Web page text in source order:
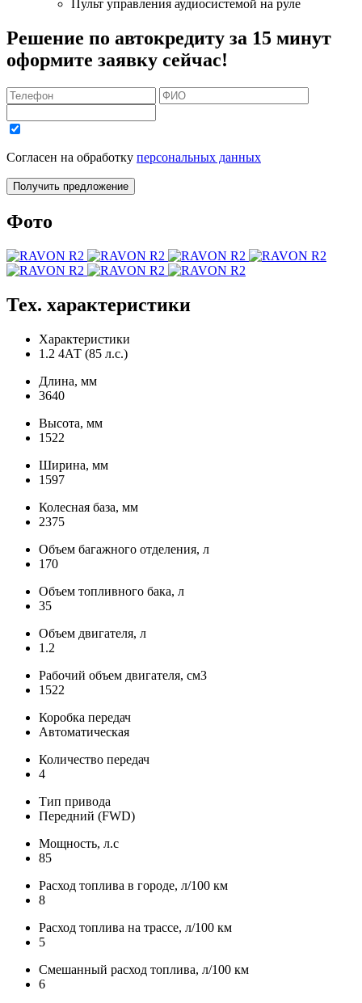
Пульт управления аудиосистемой на руле
Решение по автокредиту за 15 минут
оформите заявку сейчас!
Согласен на обработку персональных данных
Получить предложение
Фото
Тех. характеристики
Характеристики
1.2 4АТ (85 л.с.)
Длина, мм
3640
Высота, мм
1522
Ширина, мм
1597
Колесная база, мм
2375
Объем багажного отделения, л
170
Объем топливного бака, л
35
Объем двигателя, л
1.2
Рабочий объем двигателя, см3
1522
Коробка передач
Автоматическая
Количество передач
4
Тип привода
Передний (FWD)
Мощность, л.с
85
Расход топлива в городе, л/100 км
8
Расход топлива на трассе, л/100 км
5
Смешанный расход топлива, л/100 км
6